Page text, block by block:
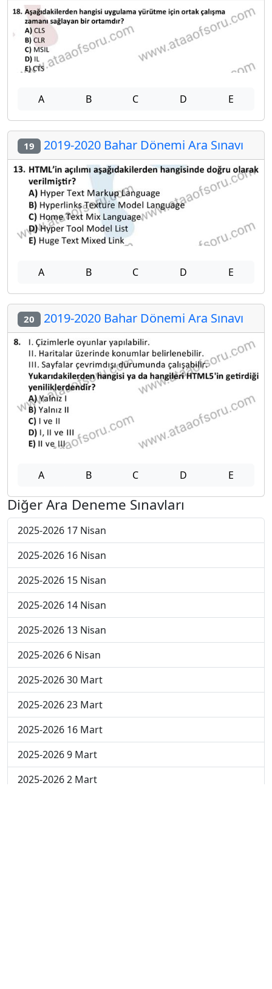
A B C D E
19 2019-2020 Bahar Dönemi Ara Sınavı
A B C D E
20 2019-2020 Bahar Dönemi Ara Sınavı
A B C D E
Diğer Ara Deneme Sınavları
2025-2026 17 Nisan
2025-2026 16 Nisan
2025-2026 15 Nisan
2025-2026 14 Nisan
2025-2026 13 Nisan
2025-2026 6 Nisan
2025-2026 30 Mart
2025-2026 23 Mart
2025-2026 16 Mart
2025-2026 9 Mart
2025-2026 2 Mart